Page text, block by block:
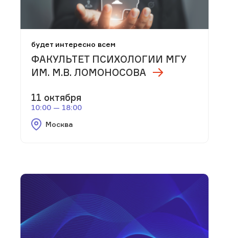
будет интересно всем
ФАКУЛЬТЕТ ПСИХОЛОГИИ МГУ
ИМ. М.В. ЛОМОНОСОВА
11 октября
10:00 — 18:00
Москва